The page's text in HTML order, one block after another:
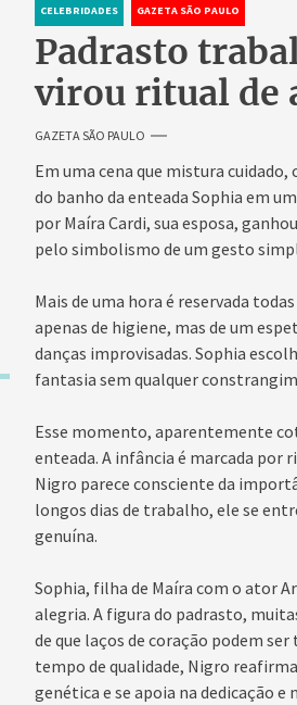
CELEBRIDADES GAZETA SÃO PAULO
Padrasto
virou ritual de
GAZETA SÃO PAULO
Em uma cena que mistura
do banho da enteada Sophia em
por Maíra Cardi, sua esposa,
pelo simbolismo de um gesto
Mais de uma hora é reservada
apenas de higiene, mas de um
danças improvisadas. Sophia
fantasia sem qualquer
Esse momento, aparentemente
enteada. A infância é marcada por
Nigro parece consciente da
longos dias de trabalho, ele se
genuína.
Sophia, filha de Maíra com o ator
alegria. A figura do padrasto,
de que laços de coração podem
tempo de qualidade, Nigro
genética e se apoia na dedicação e